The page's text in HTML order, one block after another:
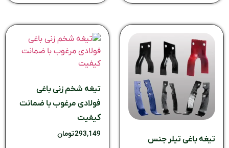
تیغه باغی تیلر جنس
تیغه شخم زنی باغی
فولادی مرغوب با ضمانت
کیفیت
293,149تومان